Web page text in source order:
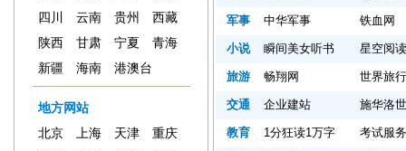
军事 中华军事 铁血网
小说 瞬间美女听书 星空阅
旅游 畅翔网 世界旅
交通 企业建站 施华洛
教育 1分狂读1万字 考试服
四川
云南 贵州
西藏
陕西
甘肃 宁夏
青海
新疆
海南 港澳台
地方网站
北京
上海 天津
重庆